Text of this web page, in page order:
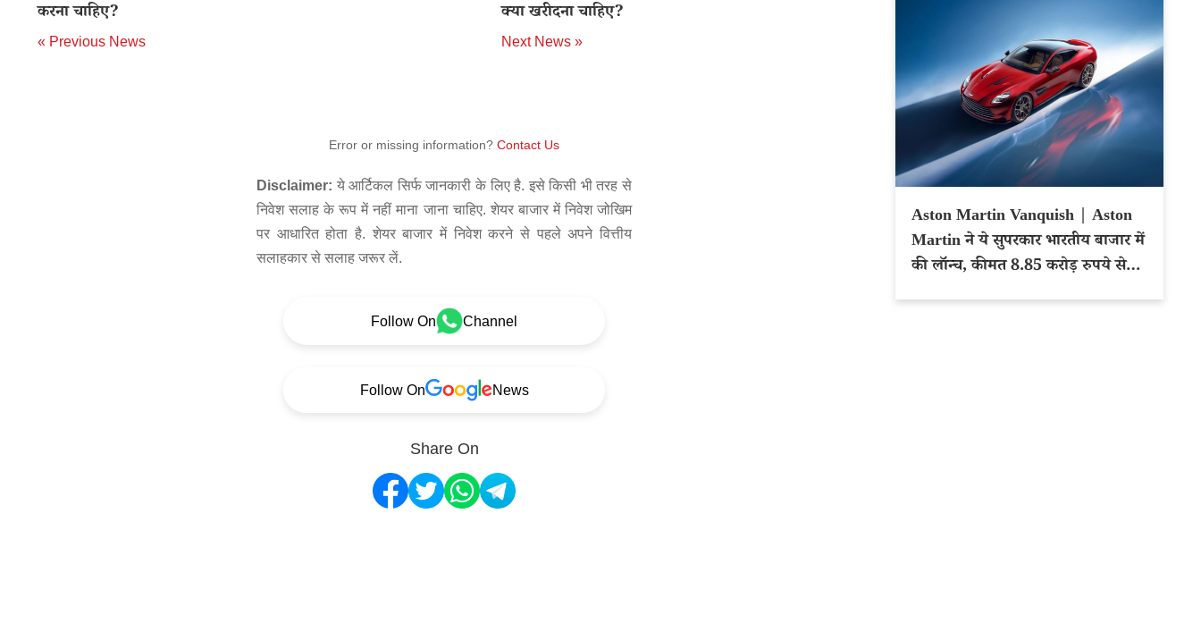
करना चाहिए?
« Previous News
क्या खरीदना चाहिए?
Next News »
Error or missing information? Contact Us
Disclaimer: ये आर्टिकल सिर्फ जानकारी के लिए है. इसे किसी भी तरह से
निवेश सलाह के रूप में नहीं माना जाना चाहिए. शेयर बाजार में निवेश जोखिम
पर आधारित होता है. शेयर बाजार में निवेश करने से पहले अपने वित्तीय
सलाहकार से सलाह जरूर लें.
Follow On Channel
Follow On News
Share On
Aston Martin Vanquish | Aston
Martin ने ये सुपरकार भारतीय बाजार में
की लॉन्च, कीमत 8.85 करोड़ रुपये से